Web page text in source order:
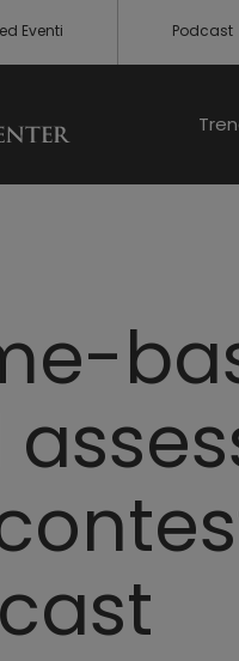
Eventi Podcast